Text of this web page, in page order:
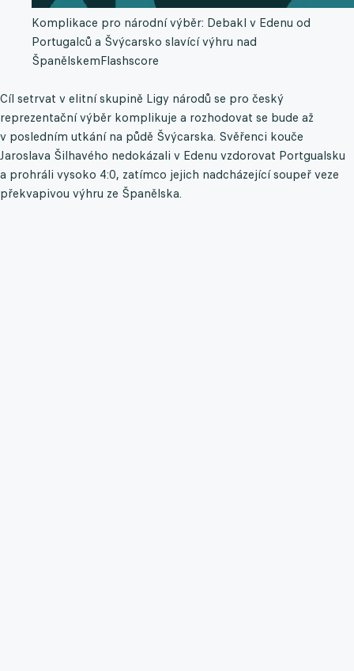
Komplikace pro národní výběr: Debakl v Edenu od
Portugalců a Švýcarsko slavící výhru nad
ŠpanělskemFlashscore
Cíl setrvat v elitní skupině Ligy národů se pro český
reprezentační výběr komplikuje a rozhodovat se bude až
v posledním utkání na půdě Švýcarska. Svěřenci kouče
Jaroslava Šilhavého nedokázali v Edenu vzdorovat Portgualsku
a prohráli vysoko 4:0, zatímco jejich nadcházející soupeř veze
překvapivou výhru ze Španělska.